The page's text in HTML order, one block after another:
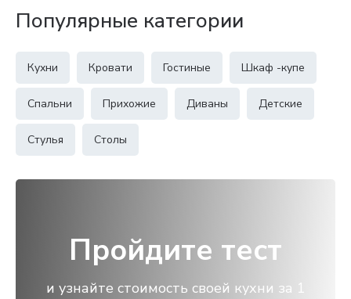
Популярные категории
Кухни Кровати Гостиные Шкаф -купе
Спальни Прихожие Диваны Детские
Стулья Столы
Пройдите тест
и узнайте стоимость своей кухни за 1